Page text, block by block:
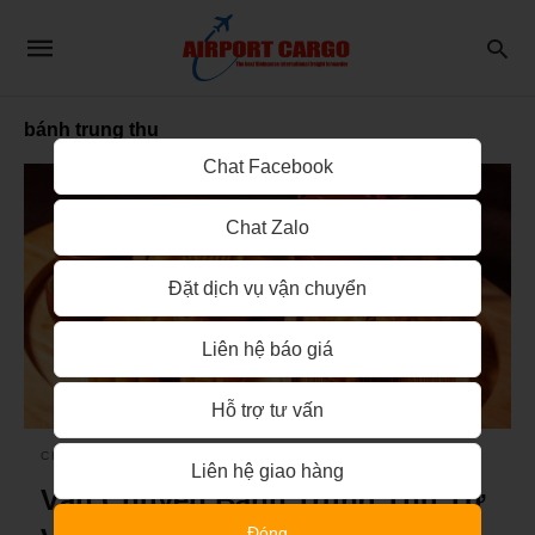
bánh trung thu
CHUYỂN PHÁT NHANH
Vận Chuyển Bánh Trung Thu Từ
Chat Facebook
Chat Zalo
Đặt dịch vụ vận chuyển
Liên hệ báo giá
Hỗ trợ tư vấn
Liên hệ giao hàng